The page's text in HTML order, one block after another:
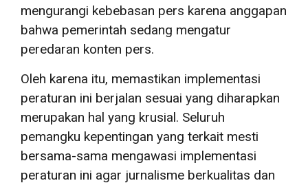
mengurangi kebebasan pers karena anggapan
bahwa pemerintah sedang mengatur
peredaran konten pers.
Oleh karena itu, memastikan implementasi
peraturan ini berjalan sesuai yang diharapkan
merupakan hal yang krusial. Seluruh
pemangku kepentingan yang terkait mesti
bersama-sama mengawasi implementasi
peraturan ini agar jurnalisme berkualitas dan